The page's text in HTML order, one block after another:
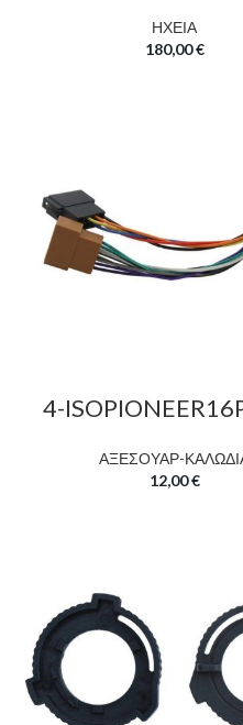
ΗΧΕΙΑ
180,00€
4-
ΑΞΕΣΟΥΑΡ-
12,00€